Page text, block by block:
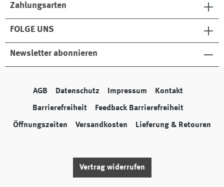
Zahlungsarten
FOLGE UNS
Newsletter abonnieren
AGB Datenschutz Impressum Kontakt
Barrierefreiheit Feedback Barrierefreiheit
Öffnungszeiten Versandkosten Lieferung & Retouren
Vertrag widerrufen